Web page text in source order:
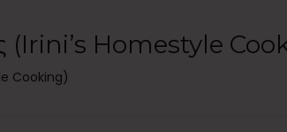
(Irini’s Homestyle
Cooking)